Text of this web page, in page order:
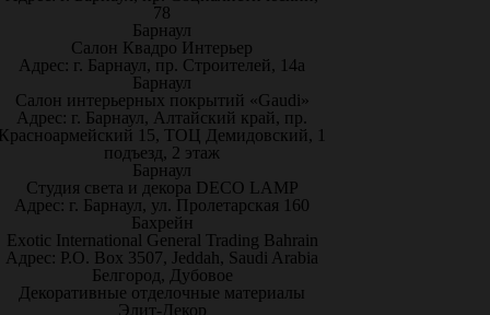
78
Барнаул
Салон Квадро Интерьер
Адрес: г. Барнаул, пр. Строителей, 14а
Барнаул
Салон интерьерных покрытий «Gaudi»
Адрес: г. Барнаул, Алтайский край, пр.
15, ТОЦ Демидовский, 1
подъезд, 2 этаж
Барнаул
Студия света и декора DECO LAMP
Адрес: г. Барнаул, ул. Пролетарская 160
Бахрейн
Exotic International General Trading Bahrain
Адрес: P.O. Box 3507, Jeddah, Saudi Arabia
Белгород, Дубовое
Декоративные отделочные материалы
Элит-Декор